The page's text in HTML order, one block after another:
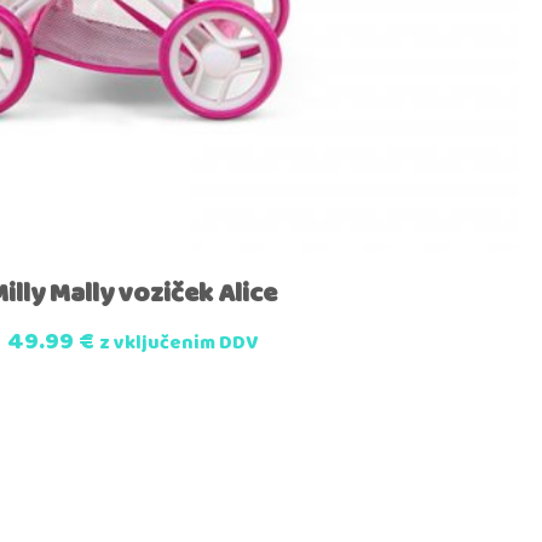
Mally voziček Alice
49.99€ z vključenim DDV